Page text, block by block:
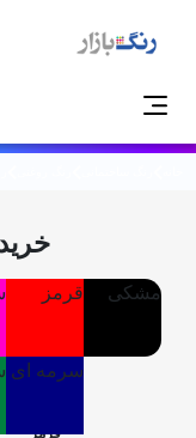
مشکی قرمز
سرمه ای